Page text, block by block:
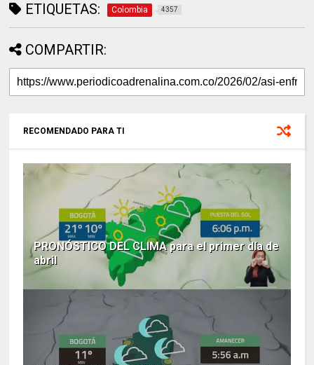
ETIQUETAS: Colombia 4357
COMPARTIR:
RECOMENDADO PARA TI
PRONÓSTICO DEL CLIMA para el primer día de
abril